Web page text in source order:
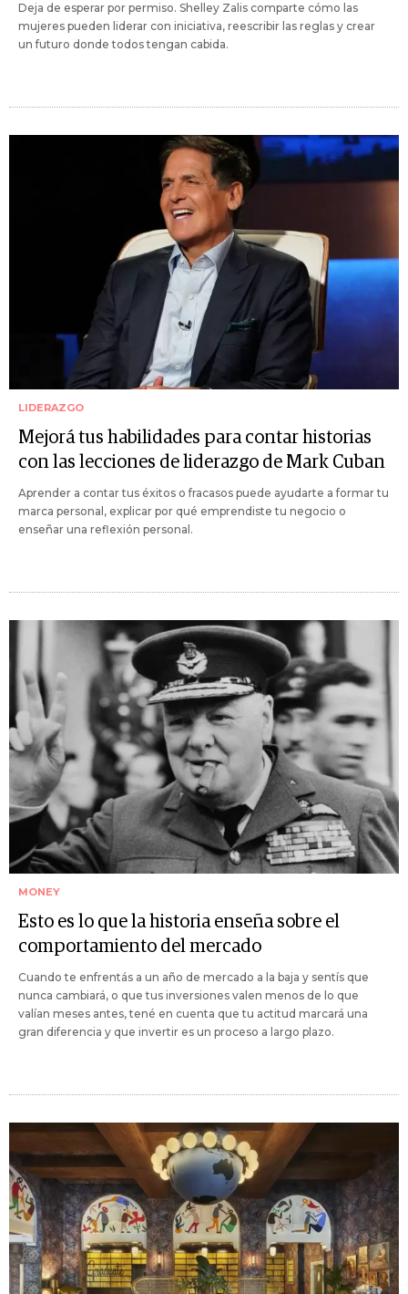
Deja de esperar por permiso. Shelley Zalis comparte cómo las
mujeres pueden liderar con iniciativa, reescribir las reglas y crear
un futuro donde todos tengan cabida.
LIDERAZGO
Mejorá tus habilidades para contar historias
con las lecciones de liderazgo de Mark Cuban
Aprender a contar tus éxitos o fracasos puede ayudarte a formar tu
marca personal, explicar por qué emprendiste tu negocio o
enseñar una reflexión personal.
MONEY
Esto es lo que la historia enseña sobre el
comportamiento del mercado
Cuando te enfrentás a un año de mercado a la baja y sentís que
nunca cambiará, o que tus inversiones valen menos de lo que
valían meses antes, tené en cuenta que tu actitud marcará una
gran diferencia y que invertir es un proceso a largo plazo.